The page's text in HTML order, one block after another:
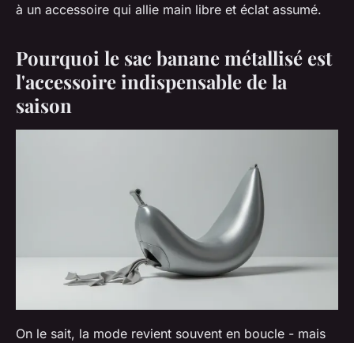
à un accessoire qui allie main libre et éclat assumé.
Pourquoi le sac banane métallisé est
l'accessoire indispensable de la
saison
On le sait, la mode revient souvent en boucle - mais